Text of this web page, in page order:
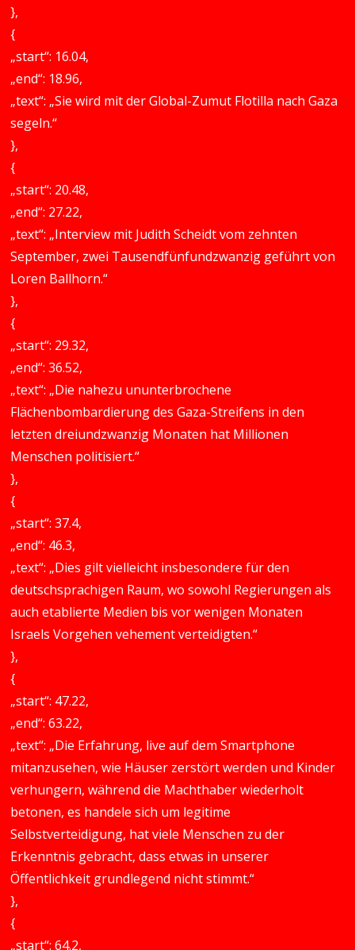
},
{
„start“: 16.04,
„end“: 18.96,
„text“: „Sie wird mit der Global-Zumut Flotilla nach Gaza
segeln.“
},
{
„start“: 20.48,
„end“: 27.22,
„text“: „Interview mit Judith Scheidt vom zehnten
September, zwei Tausendfünfundzwanzig geführt von
Loren Ballhorn.“
},
{
„start“: 29.32,
„end“: 36.52,
„text“: „Die nahezu ununterbrochene
Flächenbombardierung des Gaza-Streifens in den
letzten dreiundzwanzig Monaten hat Millionen
Menschen politisiert.“
},
{
„start“: 37.4,
„end“: 46.3,
„text“: „Dies gilt vielleicht insbesondere für den
deutschsprachigen Raum, wo sowohl Regierungen als
auch etablierte Medien bis vor wenigen Monaten
Israels Vorgehen vehement verteidigten.“
},
{
„start“: 47.22,
„end“: 63.22,
„text“: „Die Erfahrung, live auf dem Smartphone
mitanzusehen, wie Häuser zerstört werden und Kinder
verhungern, während die Machthaber wiederholt
betonen, es handele sich um legitime
Selbstverteidigung, hat viele Menschen zu der
Erkenntnis gebracht, dass etwas in unserer
Öffentlichkeit grundlegend nicht stimmt.“
},
{
„start“: 64.2,